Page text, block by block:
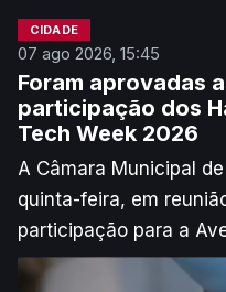
CIDADE
07 ago 2026, 15:45
Foram aprovadas
participação dos
Tech Week 2026
A Câmara Municipal
quinta-feira, em
participação para a
decorre de 16 a 22 de